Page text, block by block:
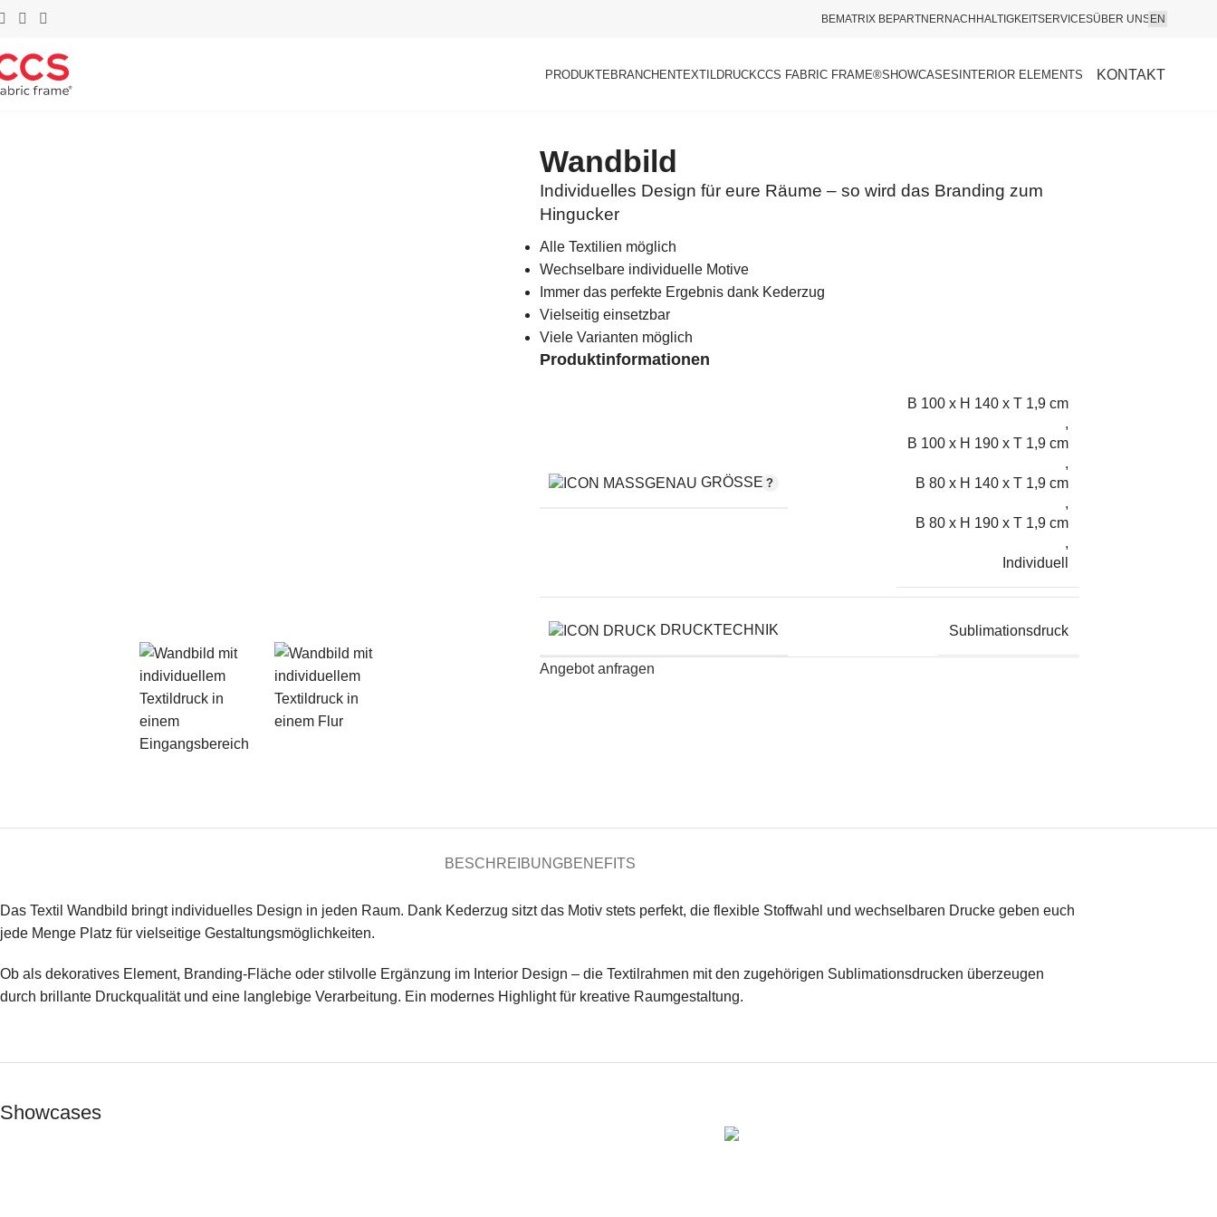
BEMATRIX BEPARTNER NACHHALTIGKEITSERVICESÜBER UNS EN
PRODUKTEBRANCHENTEXTILDRUCKCCS FABRIC FRAME®SHOWCASESINTERIOR ELEMENTS KONTAKT
Wandbild
Individuelles Design für eure Räume – so wird das Branding zum
Hingucker
Alle Textilien möglich
Wechselbare individuelle Motive
Immer das perfekte Ergebnis dank Kederzug
Vielseitig einsetzbar
Viele Varianten möglich
Produktinformationen
GRÖSSE
B 100 x H 140 x T 1,9 cm
,
B 100 x H 190 x T 1,9 cm
,
B 80 x H 140 x T 1,9 cm
,
B 80 x H 190 x T 1,9 cm
,
Individuell
DRUCKTECHNIK Sublimationsdruck
Angebot anfragen
BESCHREIBUNGBENEFITS
Das Textil Wandbild bringt individuelles Design in jeden Raum. Dank Kederzug sitzt das Motiv stets perfekt, die flexible Stoffwahl und wechselbaren Drucke geben euch
jede Menge Platz für vielseitige Gestaltungsmöglichkeiten.
Ob als dekoratives Element, Branding-Fläche oder stilvolle Ergänzung im Interior Design – die Textilrahmen mit den zugehörigen Sublimationsdrucken überzeugen
durch brillante Druckqualität und eine langlebige Verarbeitung. Ein modernes Highlight für kreative Raumgestaltung.
Showcases